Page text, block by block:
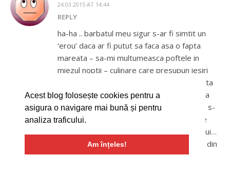
Acest blog folosește cookies pentru a
asigura o navigare mai bună și pentru
analiza traficului.
Am înțeles!
24.03.2015 AT 14:44
REPLY
ha-ha .. barbatul meu sigur s-ar fi simtit un
‘erou’ daca ar fi putut sa faca asa o fapta
mareata – sa-mi multumeasca poftele in
miezul noptii – culinare care presupun iesiri
bine, daca l-as fi trimis de o suta
de ori, s-ar fi plictisit si obosit sa faca atata
pe eroul, dar sigur-sigur la primele cerinte s-
ar fi simit ca cel mai grozav barbat care se
trezeste in mijlocul noptii pentru nevasta lui…
si se duce dupa niste covrigi la non-stopul din
colt